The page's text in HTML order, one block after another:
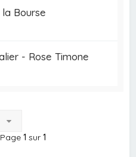
Bourse
- Rose Timone
1 sur 1